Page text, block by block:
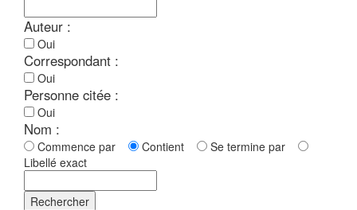
Auteur :
Oui
Correspondant :
Oui
Personne citée :
Oui
Nom :
Commence par Contient
Se termine par
Libellé exact
Rechercher